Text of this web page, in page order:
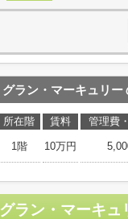
グラン・マーキュリー
所在階 賃料 管理費
1階
10万円
グラン・マーキュ